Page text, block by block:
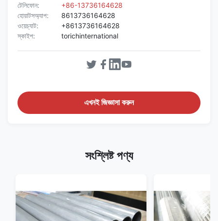
টেলিফোন:
+86-13736164628
হোয়াটসঅ্যাপ:
8613736164628
ওয়েচ্যাট:
+8613736164628
স্কাইপ:
torichinternational
এখনই জিজ্ঞাসা করুন
সংশ্লিষ্ট পণ্য